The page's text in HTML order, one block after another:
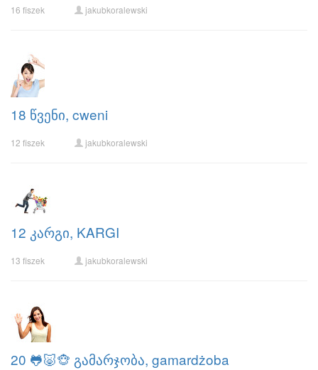
16 fiszek jakubkoralewski
18 წვენი, cweni
12 fiszek jakubkoralewski
12 კარგი, KARGI
13 fiszek jakubkoralewski
20 🐸🐷🐵 გამარჯობა, gamardżoba